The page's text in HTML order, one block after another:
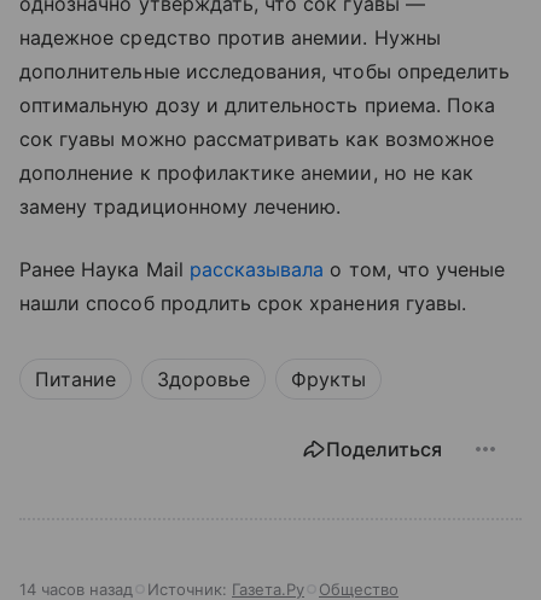
надежное средство против анемии. Нужны
дополнительные исследования, чтобы определить
оптимальную дозу и длительность приема. Пока
сок гуавы можно рассматривать как возможное
дополнение к профилактике анемии, но не как
замену традиционному лечению.
Ранее Наука Mail рассказывала о том, что ученые
нашли способ продлить срок хранения гуавы.
Питание Здоровье Фрукты
Поделиться
14 часов назад Источник: Газета.Ру Общество